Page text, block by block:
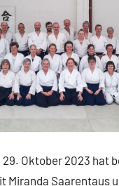
29. Oktober 2023 hat
Miranda Saarentaus